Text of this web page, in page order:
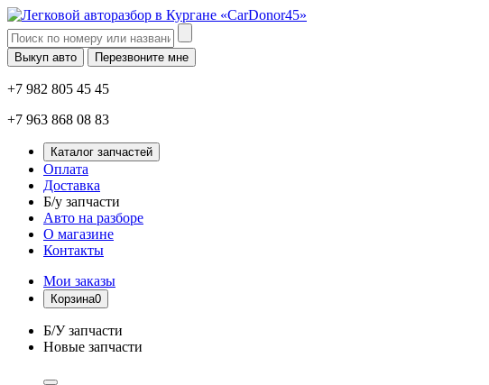
Выкуп авто Перезвоните мне
+7 982 805 45 45
+7 963 868 08 83
Каталог запчастей
Оплата
Доставка
Б/у запчасти
Авто на разборе
О магазине
Контакты
Мои заказы
Корзина0
Б/У запчасти
Новые запчасти